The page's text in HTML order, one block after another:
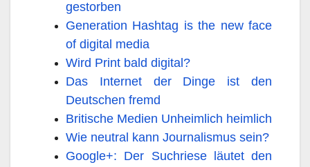
gestorben
Generation Hashtag is the new face
of digital media
Wird Print bald digital?
Das Internet der Dinge ist den
Deutschen fremd
Britische Medien Unheimlich heimlich
Wie neutral kann Journalismus sein?
Google+: Der Suchriese läutet den